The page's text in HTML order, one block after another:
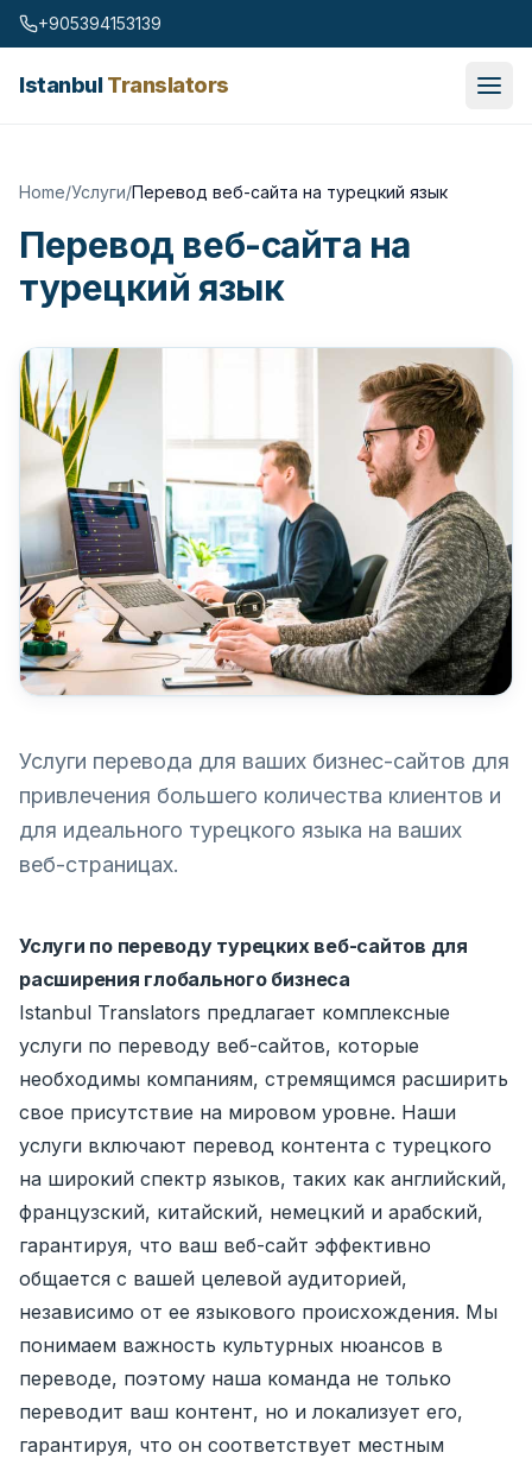
Skip to content
+905394153139
IstanbulTranslators
Home/Услуги/Перевод веб-сайта на турецкий язык
Перевод веб-сайта на
турецкий язык
Услуги перевода для ваших бизнес-сайтов для
привлечения большего количества клиентов и
для идеального турецкого языка на ваших
веб-страницах.
Услуги по переводу турецких веб-сайтов для
расширения глобального бизнеса
Istanbul Translators предлагает комплексные
услуги по переводу веб-сайтов, которые
необходимы компаниям, стремящимся расширить
свое присутствие на мировом уровне. Наши
услуги включают перевод контента с турецкого
на широкий спектр языков, таких как английский,
французский, китайский, немецкий и арабский,
гарантируя, что ваш веб-сайт эффективно
общается с вашей целевой аудиторией,
независимо от ее языкового происхождения. Мы
понимаем важность культурных нюансов в
переводе, поэтому наша команда не только
переводит ваш контент, но и локализует его,
гарантируя, что он соответствует местным